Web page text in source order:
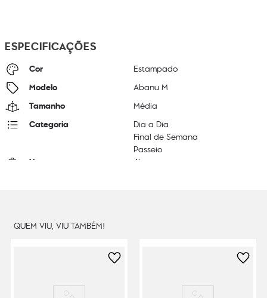
ESPECIFICAÇÕES
Cor Estampado
Modelo Abanu M
Tamanho Média
Categoria
Dia a Dia
Final de Semana
Passeio
Litragem 4L
QUEM VIU, VIU TAMBÉM!